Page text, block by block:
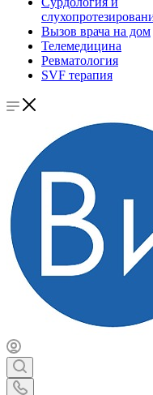
Вызов врача на дом
Телемедицина
Ревматология
SVF терапия